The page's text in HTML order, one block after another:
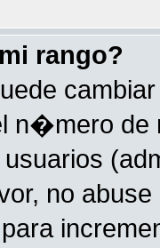
rango?
n�mero de
no